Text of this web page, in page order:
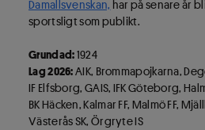
Damallsvenskan, har på senare år
sportsligt som publikt.
Grundad:1924
Lag 2026:AIK, Brommapojkarna,
IF Elfsborg, GAIS, IFK Göteborg,
BK Häcken, Kalmar FF, Malmö FF,
Västerås SK, Örgryte IS